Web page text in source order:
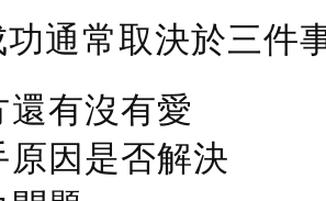
通常取決於三件
還有沒有愛
原因是否解決